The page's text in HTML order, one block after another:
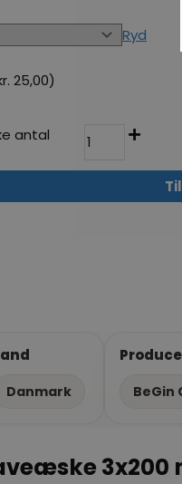
Ryd
25,00)
antal
Danmark BeGin
3x200